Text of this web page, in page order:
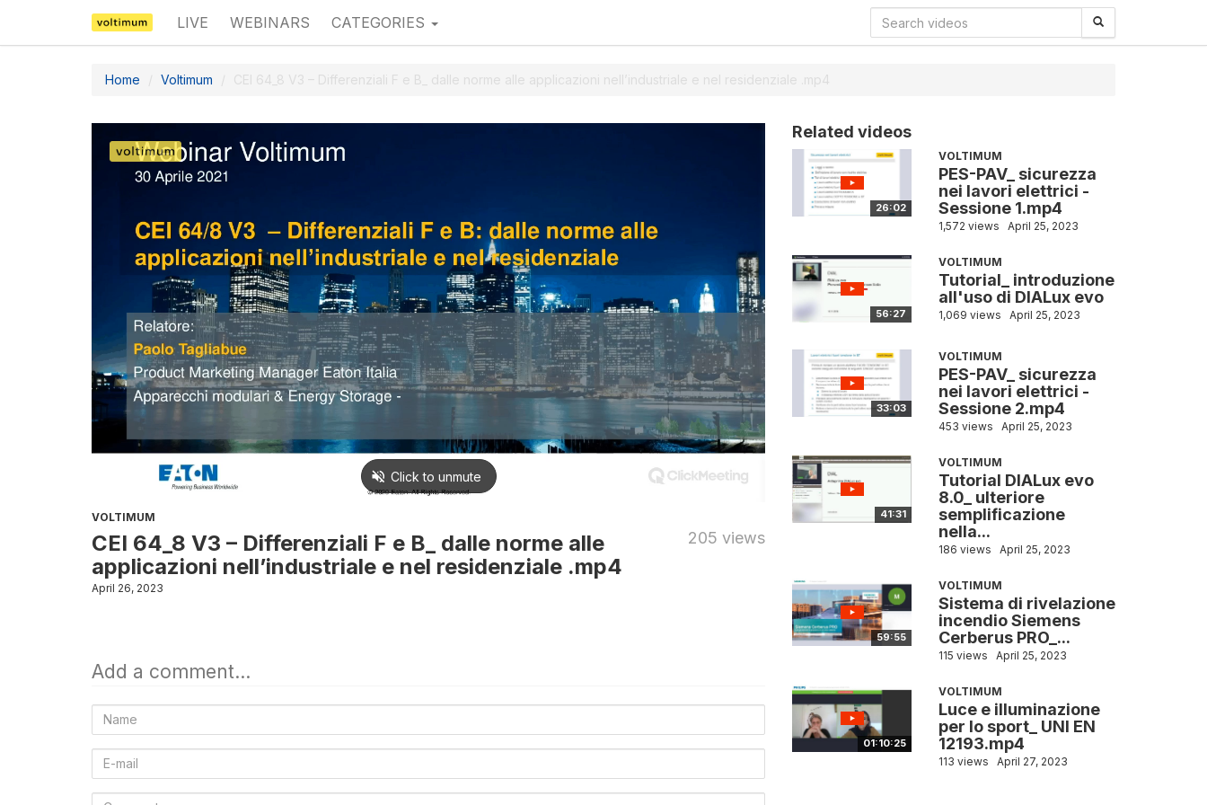
LIVE WEBINARS CATEGORIES
Home Voltimum CEI 64_8 V3 – Differenziali F e B_ dalle norme alle applicazioni nell’industriale e nel residenziale .mp4
VOLTIMUM
CEI 64_8 V3 – Differenziali F e B_ dalle norme alle
applicazioni nell’industriale e nel residenziale .mp4
205 views
April 26, 2023
Add a comment...
Name
E-
Comment
Related videos
26:02
VOLTIMUM
PES-PAV_ sicurezza
nei lavori elettrici -
Sessione 1.mp4
1,572 views April 25, 2023
56:27
VOLTIMUM
Tutorial_ introduzione
all'uso di DIALux evo
1,069 views April 25, 2023
33:03
VOLTIMUM
PES-PAV_ sicurezza
nei lavori elettrici -
Sessione 2.mp4
453 views April 25, 2023
41:31
VOLTIMUM
Tutorial DIALux evo
8.0_ ulteriore
semplificazione
nella...
186 views April 25, 2023
59:55
VOLTIMUM
Sistema di rivelazione
incendio Siemens
Cerberus PRO_...
115 views April 25, 2023
01:10:25
VOLTIMUM
Luce e illuminazione
per lo sport_ UNI EN
12193.mp4
113 views April 27, 2023